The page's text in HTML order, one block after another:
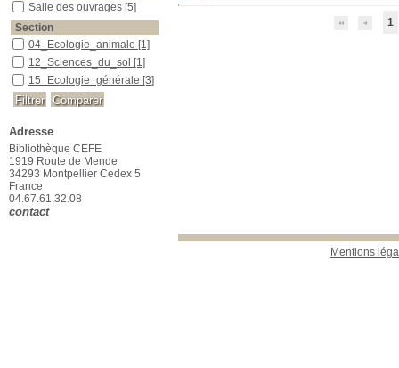
1
Mentions
Salle des ouvrages
Salle des ouvrages [5]
Section
04_Ecologie_animale
04_Ecologie_animale [1]
12_Sciences_du_sol
12_Sciences_du_sol [1]
15_Ecologie_générale
15_Ecologie_générale [3]
Adresse
Bibliothèque CEFE
1919 Route de Mende
34293 Montpellier Cedex 5
France
04.67.61.32.08
contact